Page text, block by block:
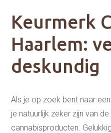
Keurmerk
Haarlem:
deskundig
Als je op zoek bent naar
je natuurlijk zeker zijn van
cannabisproducten.